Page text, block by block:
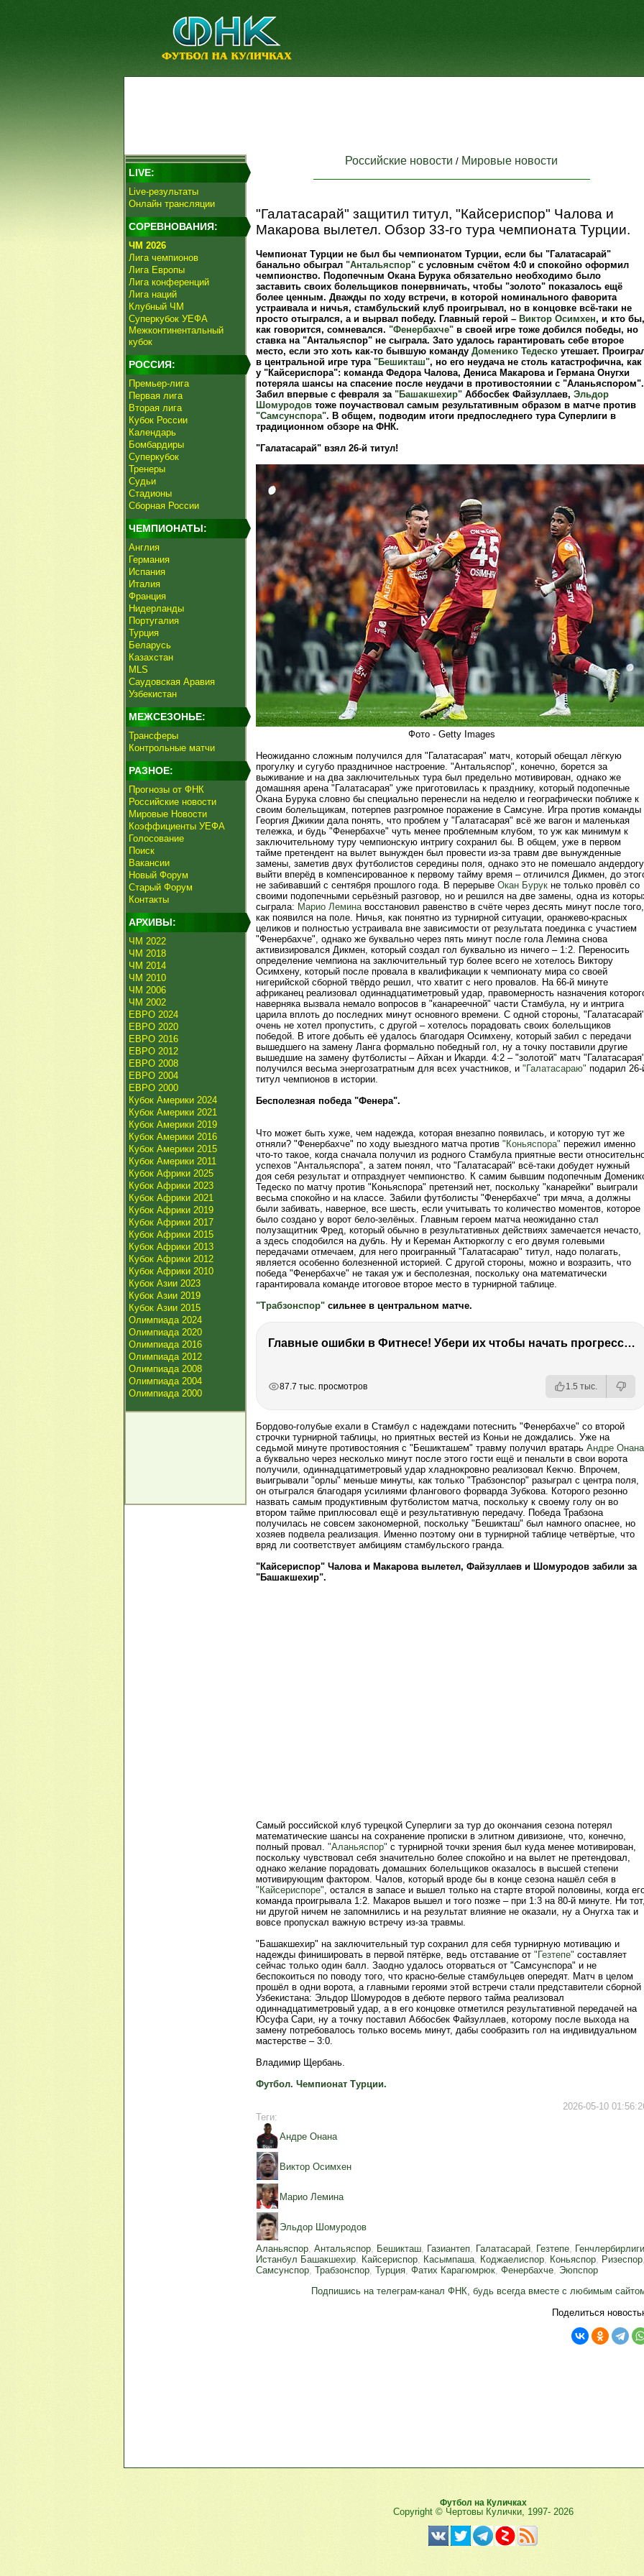
LIVE:
Live-результаты
Онлайн трансляции
СОРЕВНОВАНИЯ:
ЧМ 2026
Лига чемпионов
Лига Европы
Лига конференций
Лига наций
Клубный ЧМ
Суперкубок УЕФА
Межконтинентальный
кубок
РОССИЯ:
Премьер-лига
Первая лига
Вторая лига
Кубок России
Календарь
Бомбардиры
Суперкубок
Тренеры
Судьи
Стадионы
Сборная России
ЧЕМПИОНАТЫ:
Англия
Германия
Испания
Италия
Франция
Нидерланды
Португалия
Турция
Беларусь
Казахстан
MLS
Саудовская Аравия
Узбекистан
МЕЖСЕЗОНЬЕ:
Трансферы
Контрольные матчи
РАЗНОЕ:
Прогнозы от ФНК
Российские новости
Мировые Новости
Коэффициенты УЕФА
Голосование
Поиск
Вакансии
Новый Форум
Старый Форум
Контакты
АРХИВЫ:
ЧМ 2022
ЧМ 2018
ЧМ 2014
ЧМ 2010
ЧМ 2006
ЧМ 2002
ЕВРО 2024
ЕВРО 2020
ЕВРО 2016
ЕВРО 2012
ЕВРО 2008
ЕВРО 2004
ЕВРО 2000
Кубок Америки 2024
Кубок Америки 2021
Кубок Америки 2019
Кубок Америки 2016
Кубок Америки 2015
Кубок Америки 2011
Кубок Африки 2025
Кубок Африки 2023
Кубок Африки 2021
Кубок Африки 2019
Кубок Африки 2017
Кубок Африки 2015
Кубок Африки 2013
Кубок Африки 2012
Кубок Африки 2010
Кубок Азии 2023
Кубок Азии 2019
Кубок Азии 2015
Олимпиада 2024
Олимпиада 2020
Олимпиада 2016
Олимпиада 2012
Олимпиада 2008
Олимпиада 2004
Олимпиада 2000
Российские новости / Мировые новости
"Галатасарай" защитил титул, "Кайсериспор" Чалова и
Макарова вылетел. Обзор 33-го тура чемпионата Турции.
Чемпионат Турции не был бы чемпионатом Турции, если бы "Галатасарай"
банально обыграл "Антальяспор"с условным счётом 4:0 и спокойно оформил
чемпионство. Подопечным Окана Бурука обязательно необходимо было
заставить своих болельщиков понервничать, чтобы "золото" показалось ещё
более ценным. Дважды по ходу встречи, в которой номинального фаворита
устраивала и ничья, стамбульский клуб проигрывал, но в концовке всё-таки не
просто отыгрался, а и вырвал победу. Главный герой – Виктор Осимхен, и кто бы,
как говорится, сомневался. "Фенербахче"в своей игре тоже добился победы, но
ставка на "Антальяспор" не сыграла. Зато удалось гарантировать себе второе
место, если это хоть как-то бывшую команду Доменико Тедескоутешает.
в центральной игре тура "Бешикташ", но его неудача не столь катастрофична, как
у "Кайсериспора": команда Федора Чалова, Дениса Макарова и Германа Онугхи
потеряла шансы на спасение после неудачи в противостоянии с "Аланьяспором".
Забил впервые с февраля за "Башакшехир"Аббосбек Файзуллаев, Эльдор
Шомуродовтоже поучаствовал самым результативным образом в матче против
"Самсунспора". В общем, подводим итоги предпоследнего тура Суперлиги в
традиционном обзоре на ФНК.
"Галатасарай" взял 26-й титул!
Фото - Getty Images
Неожиданно сложным получился для "Галатасарая" матч, который обещал лёгкую
прогулку и сугубо праздничное настроение. "Антальяспор", конечно, борется за
выживание и на два заключительных тура был предельно мотивирован, однако же
домашняя арена "Галатасарая" уже приготовилась к празднику, который подопечные
Окана Бурука словно бы специально перенесли на неделю и географически поближе к
своим болельщикам, потерпев разгромное поражение в Самсуне. Игра против команды
Георгия Джикии дала понять, что проблем у "Галатасарая" всё же вагон и маленькая
тележка, и будь "Фенербахче" чуть менее проблемным клубом, то уж как минимум к
заключительному туру чемпионскую интригу сохранил бы. В общем, уже в первом
тайме претендент на вылет вынужден был провести из-за травм две вынужденные
замены, заметив двух футболистов середины поля, однако это не помешало андердогу
выйти вперёд в компенсированное к первому тайму время – отличился Дикмен, до
не забивавший с сентября прошлого года. В перерыве Окан Бурукне только провёл со
своими подопечными серьёзный разговор, но и решился на две замены, одна из
сыграла: Марио Леминавосстановил равенство в счёте через десять минут после того,
как появился на поле. Ничья, как понятно из турнирной ситуации, оранжево-красных
целиков и полностью устраивала вне зависимости от результата поединка с участием
"Фенербахче", однако же буквально через пять минут после гола Лемина снова
активизировался Дикмен, который создал гол буквально из ничего – 1:2. Переносить
определение чемпиона на заключительный тур более всего не хотелось Виктору
Осимхену, который после провала в квалификации к чемпионату мира со своей
нигерийской сборной твёрдо решил, что хватит с него провалов. На 66-й минуте
африканец реализовал одиннадцатиметровый удар, правомерность назначения
наверняка вызвала немало вопросов в "канареечной" части Стамбула, ну и интрига
царила вплоть до последних минут основного времени. С одной стороны,
очень не хотел пропустить, с другой – хотелось порадовать своих болельщиков
победой. В итоге добыть её удалось благодаря Осимхену, который забил с передачи
вышедшего на замену Ланга формально победный гол, ну а точку поставили другие
вышедшие на замену футболисты – Айхан и Икарди. 4:2 – "золотой" матч
получился весьма энергозатратным для всех участников, и "Галатасараю" подарил 26-
титул чемпионов в истории.
Бесполезная победа "Фенера".
Что может быть хуже, чем надежда, которая внезапно появилась, и которую тут же
отняли? "Фенербахче" по ходу выездного матча против "Коньяспора" пережил именно
что-то такое, когда сначала получил из родного Стамбула приятные вести
успехов "Антальяспора", а затем понял, что "Галатасарай" всё-таки добудет нужный
доя себя результат и отпразднует чемпионство. К самим бывшим подопечным
Тедеско по матчу против "Коньяспора" претензий нет, поскольку "канарейки" выиграли
весьма спокойно и на классе. Забили футболисты "Фенербахче" три мяча, а должны
были забивать, наверное, все шесть, если учитывать то количество моментов, которое
было создано у ворот бело-зелёных. Главным героем матча неожиданно стал
полузащитник Фред, который обычно в результативных действиях замечается нечасто,
а здесь сподобился на дубль. Ну и Кереман Актюркоглу с его двумя голевыми
передачами отмечаем, для него проигранный "Галатасараю" титул, надо полагать,
является особенно болезненной историей. С другой стороны, можно и возразить, что
победа "Фенербахче" не такая уж и бесполезная, поскольку она математически
гарантировала команде итоговое второе место в турнирной таблице.
"Трабзонспор"сильнее в центральном матче.
Главные ошибки в Фитнесе! Убери их чтобы начать прогрессировать!
87.7 тыс. просмотров 1.5 тыс.
Бордово-голубые ехали в Стамбул с надеждами потеснить "Фенербахче" со второй
строчки турнирной таблицы, но приятных вестей из Коньи не дождались. Уже на
седьмой минуте противостояния с "Бешикташем" травму получил вратарь Андре Онана
а буквально через несколько минут после этого гости ещё и пенальти в свои ворота
получили, одиннадцатиметровый удар хладнокровно реализовал Кекчю. Впрочем,
выигрывали "орлы" меньше минуты, как только "Трабзонспор" разыграл с центра поля,
он отыгрался благодаря усилиями флангового форварда Зубкова. Которого резонно
назвать самым продуктивным футболистом матча, поскольку к своему голу он во
втором тайме приплюсовал ещё и результативную передачу. Победа Трабзона
получилась не совсем закономерной, поскольку "Бешикташ" был намного опаснее, но
хозяев подвела реализация. Именно поэтому они в турнирной таблице четвёртые, что
вряд ли соответствует амбициям стамбульского гранда.
"Кайсериспор" Чалова и Макарова вылетел, Файзуллаев и Шомуродов забили за
"Башакшехир".
Самый российской клуб турецкой Суперлиги за тур до окончания сезона потерял
математические шансы на сохранение прописки в элитном дивизионе, что, конечно,
полный провал. "Аланьяспор" с турнирной точки зрения был куда менее мотивирован,
поскольку чувствовал себя значительно более спокойно и на вылет не претендовал,
однако желание порадовать домашних болельщиков оказалось в высшей степени
мотивирующим фактором. Чалов, который вроде бы в конце сезона нашёл себя в
"Кайсериспоре", остался в запасе и вышел только на старте второй половины, когда
команда проигрывала 1:2. Макаров вышел и того позже – при 1:3 на 80-й минуте. Ни
ни другой ничем не запомнились и на результат влияние не оказали, ну а Онугха так и
вовсе пропускал важную встречу из-за травмы.
"Башакшехир" на заключительный тур сохранил для себя турнирную мотивацию и
надежды финишировать в первой пятёрке, ведь отставание от "Гезтепе" составляет
сейчас только один балл. Заодно удалось оторваться от "Самсунспора" и не
беспокоиться по поводу того, что красно-белые стамбульцев опередят. Матч в целом
прошёл в одни ворота, а главными героями этой встречи стали представители сборной
Узбекистана: Эльдор Шомуродов в дебюте первого тайма реализовал
одиннадцатиметровый удар, а в его концовке отметился результативной передачей на
Юсуфа Сари, ну а точку поставил Аббосбек Файзуллаев, которому после выхода на
замену потребовалось только восемь минут, дабы сообразить гол на индивидуальном
мастерстве – 3:0.
Владимир Щербань.
Футбол. Чемпионат Турции.
2026-05-10
Теги:
Андре Онана
Виктор Осимхен
Марио Лемина
Эльдор Шомуродов
Аланьяспор, Антальяспор, Бешикташ, Газиантеп, Галатасарай, Гезтепе, Генчлербирлиги
Истанбул Башакшехир, Кайсериспор, Касымпаша, Коджаелиспор, Коньяспор, Ризеспор
Самсунспор, Трабзонспор, Турция, Фатих Карагюмрюк, Фенербахче, Эюпспор
Подпишись на телеграм-канал ФНК, будь всегда вместе с любимым
Поделиться
Футбол на Куличках
Copyright © Чертовы Кулички, 1997- 2026